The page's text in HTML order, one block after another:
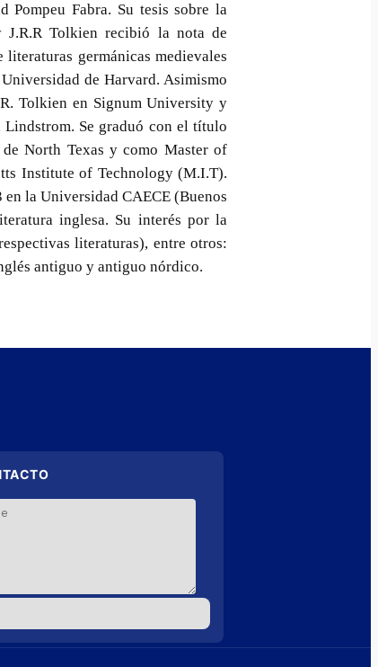
Pompeu Fabra. Su tesis sobre la
Tolkien recibió la nota de
germánicas medievales
de Harvard. Asimismo
Tolkien en Signum University y
Se graduó con el título
North Texas y como Master of
Institute of Technology (M.I.T).
la Universidad CAECE (Buenos
inglesa. Su interés por la
literaturas), entre otros:
antiguo y antiguo nórdico.